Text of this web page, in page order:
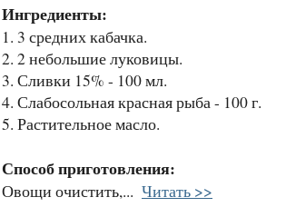
Ингредиенты:
1. 3 средних кабачка.
2. 2 небольшие луковицы.
3. Сливки 15% - 100 мл.
4. Слабосольная красная рыба - 100 г.
5. Растительное масло.
Способ приготовления:
Овощи очистить,... Читать >>